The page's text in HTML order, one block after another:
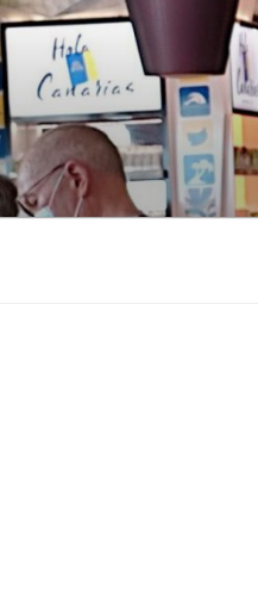
Saltar
al
contenido